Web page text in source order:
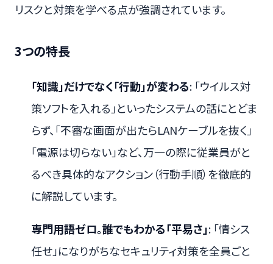
リスクと対策を学べる点が強調されています。
3つの特長
「知識」だけでなく「行動」が変わる: 「ウイルス対
策ソフトを入れる」といったシステムの話にとどま
らず、「不審な画面が出たらLANケーブルを抜く」
「電源は切らない」など、万一の際に従業員がと
るべき具体的なアクション（行動手順）を徹底的
に解説しています。
専門用語ゼロ。誰でもわかる「平易さ」: 「情シス
任せ」になりがちなセキュリティ対策を全員ごと